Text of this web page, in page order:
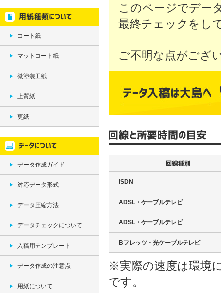
コート紙
マットコート紙
微塗装工紙
上質紙
更紙
データ作成ガイド
対応データ形式
データ圧縮方法
データチェックについて
入稿用テンプレート
データ作成の注意点
用紙について
このページでデー
最終チェックをし
ご不明な点がござ
ISDN
ADSL・ケーブルテレビ
ADSL・ケーブルテレビ
Bフレッツ・光ケーブルテレビ
※実際の速度は環境
です。